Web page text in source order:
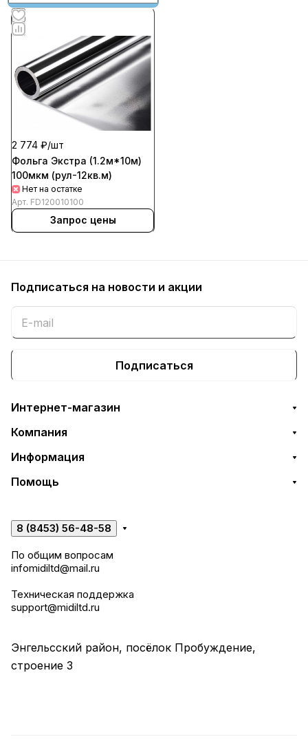
2 774 ₽/шт
Фольга Экстра (1.2м*10м)
100мкм (рул-12кв.м)
Нет на остатке
Арт. FD120010100
Запрос цены
Подписаться на новости и акции
Подписаться
Интернет-магазин
Компания
Информация
Помощь
8 (8453) 56-48-58
По общим вопросам
infomidiltd@mail.ru
Техническая поддержка
support@midiltd.ru
Энгельсский район, посёлок Пробуждение,
строение 3